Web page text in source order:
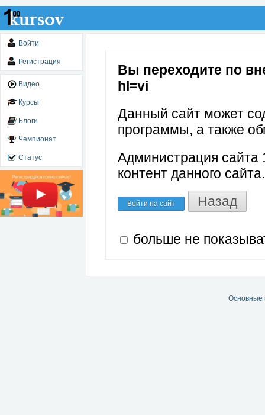
Войти
Регистрация
Видео
Курсы
Блоги
Чемпионат
Статус
Вы переходите по
hl=vi
Данный сайт может
программы, а также
Администрация сайта
контент данного сайта.
Войти на сайт Назад
больше не
Основные